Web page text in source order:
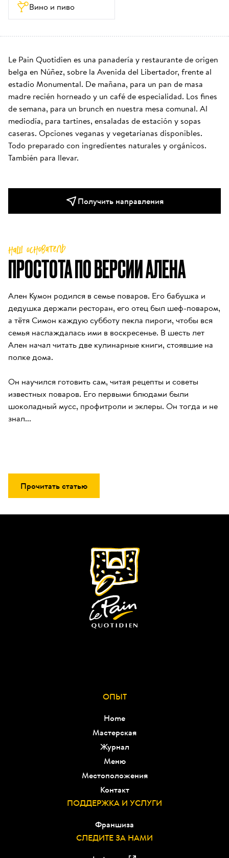
Вино и пиво
Le Pain Quotidien es una panadería y restaurante de origen
belga en Núñez, sobre la Avenida del Libertador, frente al
estadio Monumental. De mañana, para un pan de masa
madre recién horneado y un café de especialidad. Los fines
de semana, para un brunch en nuestra mesa comunal. Al
mediodía, para tartines, ensaladas de estación y sopas
caseras. Opciones veganas y vegetarianas disponibles.
Todo preparado con ingredientes naturales y orgánicos.
También para llevar.
Получить направления
ПРОСТОТА ПО ВЕРСИИ АЛЕНА
наш основатель
Ален Кумон родился в семье поваров. Его бабушка и
дедушка держали ресторан, его отец был шеф-поваром,
а тётя Симон каждую субботу пекла пироги, чтобы вся
семья наслаждалась ими в воскресенье. В шесть лет
Ален начал читать две кулинарные книги, стоявшие на
полке дома.
Он научился готовить сам, читая рецепты и советы
известных поваров. Его первыми блюдами были
шоколадный мусс, профитроли и эклеры. Он тогда и не
знал...
Прочитать статью
ОПЫТ
Home
Мастерская
Журнал
Меню
Местоположения
Контакт
ПОДДЕРЖКА И УСЛУГИ
Франшиза
СЛЕДИТЕ ЗА НАМИ